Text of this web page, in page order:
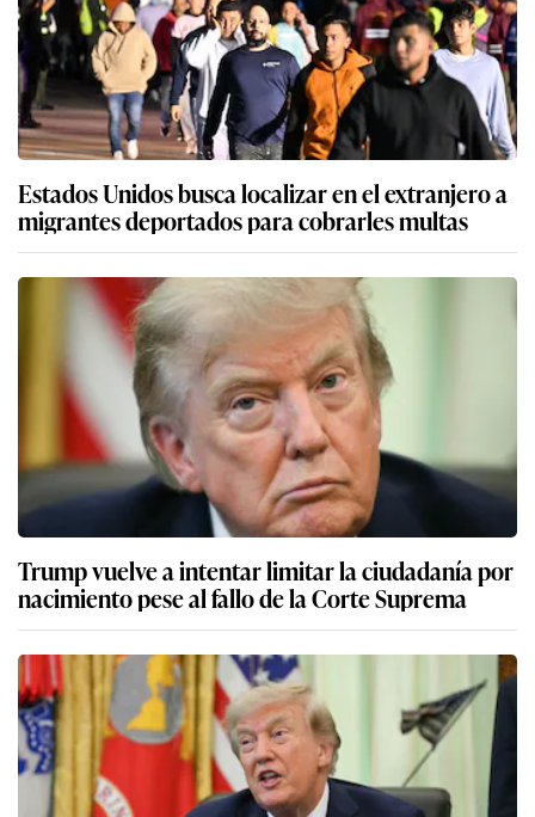
Estados Unidos busca localizar en el extranjero a
migrantes deportados para cobrarles multas
Trump vuelve a intentar limitar la ciudadanía por
nacimiento pese al fallo de la Corte Suprema